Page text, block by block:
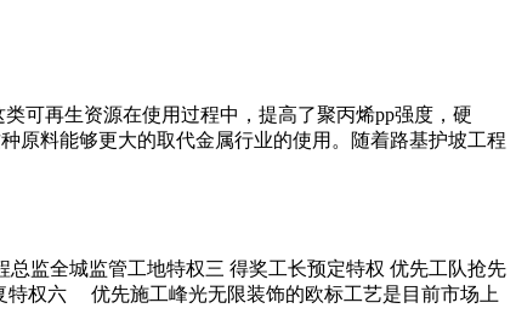
可再生资源在使用过程中，提高了聚丙烯pp强度，硬
原料能够更大的取代金属行业的使用。随着路基护坡工程
监全城监管工地特权三 得奖工长预定特权 优先工队抢先
特权六 优先施工峰光无限装饰的欧标工艺是目前市场上